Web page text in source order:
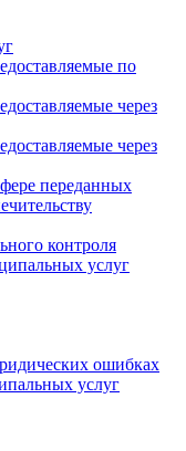
по
через
через
переданных
контроля
услуг
ошибках
услуг